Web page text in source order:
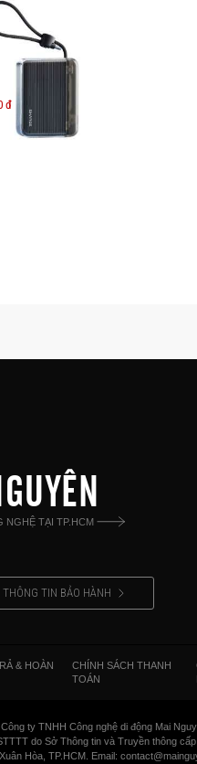
Sharge Flow Go
đ
NGHỆ TẠI TP.HCM
THÔNG TIN BẢO HÀNH
& HOÀN
CHÍNH SÁCH THANH
TOÁN
ty TNHH Công nghệ di động Mai
do Sở Thông tin và Truyền thông
Hòa, TP.HCM. Email: